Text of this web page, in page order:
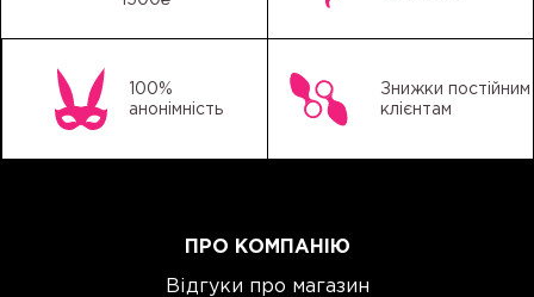
100%
анонімність
Знижки постійним
клієнтам
ПРО КОМПАНІЮ
Відгуки про магазин